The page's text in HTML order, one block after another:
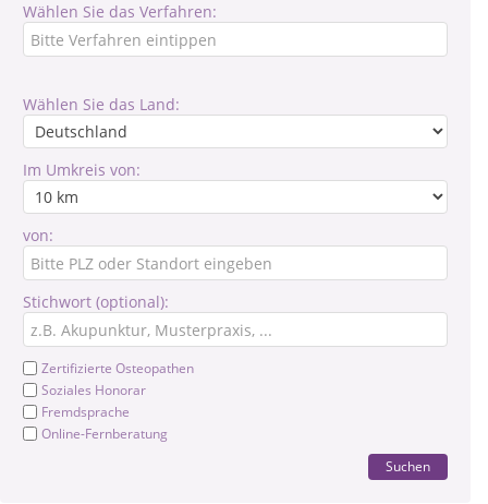
Wählen Sie das Verfahren:
Wählen Sie das Land:
Im Umkreis von:
von:
Stichwort (optional):
Zertifizierte Osteopathen
Soziales Honorar
Fremdsprache
Online-Fernberatung
Suchen